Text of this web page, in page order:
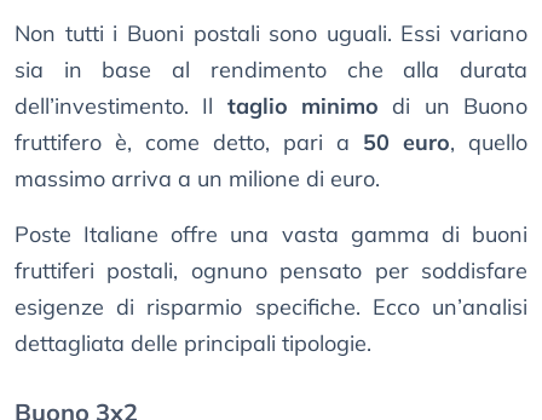
Non tutti i Buoni postali sono uguali. Essi variano
sia in base al rendimento che alla durata
dell’investimento. Il taglio minimo di un Buono
fruttifero è, come detto, pari a 50 euro, quello
massimo arriva a un milione di euro.
Poste Italiane offre una vasta gamma di buoni
fruttiferi postali, ognuno pensato per soddisfare
esigenze di risparmio specifiche. Ecco un’analisi
dettagliata delle principali tipologie.
Buono 3x2